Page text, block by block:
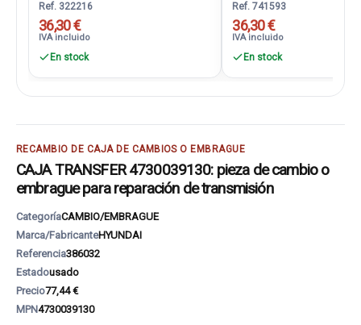
Ref. 322216
36,30 €
IVA incluido
En stock
Ref. 741593
36,30 €
IVA incluido
En stock
RECAMBIO DE CAJA DE CAMBIOS O EMBRAGUE
CAJA TRANSFER 4730039130: pieza de cambio o
embrague para reparación de transmisión
CategoríaCAMBIO/EMBRAGUE
Marca/FabricanteHYUNDAI
Referencia386032
Estadousado
Precio77,44 €
MPN4730039130